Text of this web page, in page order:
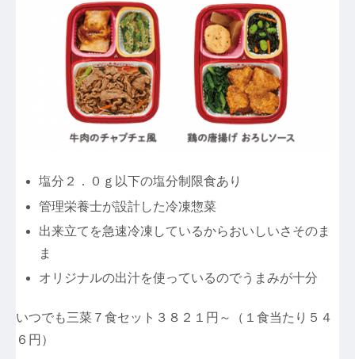
塩分２．０ｇ以下の塩分制限食あり
管理栄養士が設計した冷凍惣菜
出来立てを急速冷凍しているからおいしいさそのま
ま
オリジナルの出汁を使っているのでうまみが十分
いつでも三菜７食セット３８２１円～（１食当たり５４
６円）